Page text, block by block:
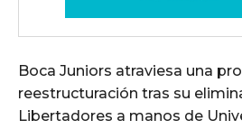
Boca Juniors atraviesa una
reestructuración tras su
Libertadores a manos de